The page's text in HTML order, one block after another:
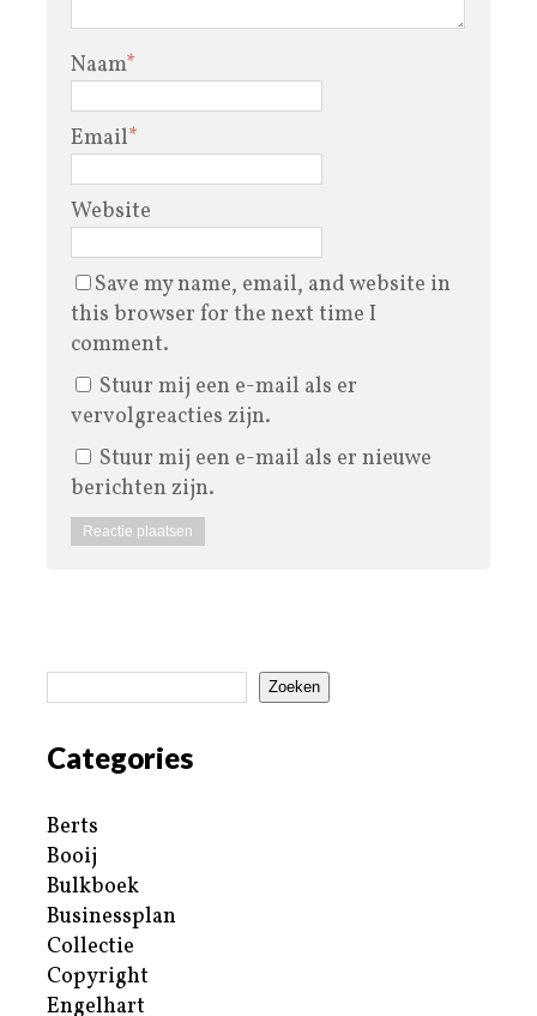
Naam*
Email*
Website
Save my name, email, and website in
this browser for the next time I
comment.
Stuur mij een e-mail als er
vervolgreacties zijn.
Stuur mij een e-mail als er nieuwe
berichten zijn.
Zoeken
Categories
Berts
Booij
Bulkboek
Businessplan
Collectie
Copyright
Engelhart